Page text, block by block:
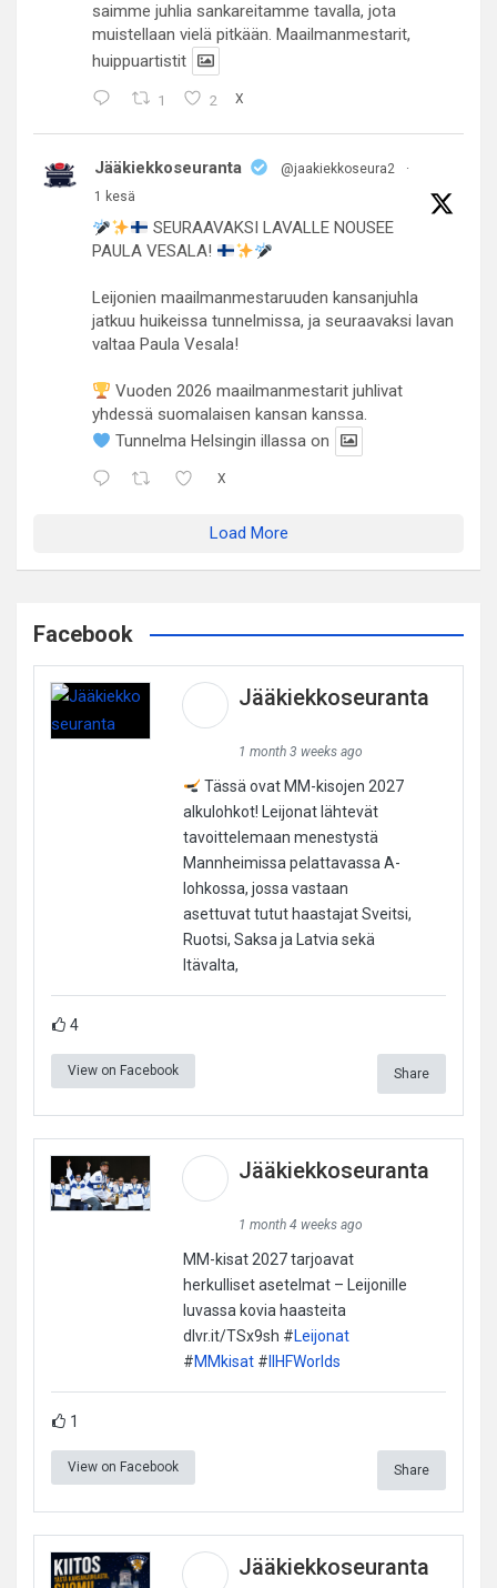
saimme juhlia sankareitamme tavalla, jota
muistellaan vielä pitkään. Maailmanmestarit,
huippuartistit
1 2 X
Jääkiekkoseuranta @jaakiekkoseura2
·
1 kesä
SEURAAVAKSI LAVALLE NOUSEE
PAULA VESALA!
Leijonien maailmanmestaruuden kansanjuhla
jatkuu huikeissa tunnelmissa, ja seuraavaksi lavan
valtaa Paula Vesala!
Vuoden 2026 maailmanmestarit juhlivat
yhdessä suomalaisen kansan kanssa.
Tunnelma Helsingin illassa on
X
Load More
Facebook
Jääkiekkoseuranta
1 month 3 weeks ago
Tässä ovat MM-kisojen 2027
alkulohkot! Leijonat lähtevät
tavoittelemaan menestystä
Mannheimissa pelattavassa A-
lohkossa, jossa vastaan
asettuvat tutut haastajat Sveitsi,
Ruotsi, Saksa ja Latvia sekä
Itävalta,
4
View on Facebook Share
Jääkiekkoseuranta
1 month 4 weeks ago
MM-kisat 2027 tarjoavat
herkulliset asetelmat – Leijonille
luvassa kovia haasteita
dlvr.it/TSx9sh #Leijonat
#MMkisat#IIHFWorlds
1
View on Facebook Share
Jääkiekkoseuranta